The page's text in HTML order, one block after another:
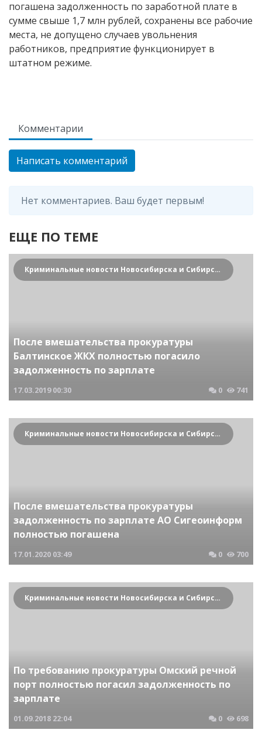
погашена задолженность по заработной плате в
сумме свыше 1,7 млн рублей, сохранены все рабочие
места, не допущено случаев увольнения
работников, предприятие функционирует в
штатном режиме.
Комментарии
Написать комментарий
Нет комментариев. Ваш будет первым!
ЕЩЕ ПО ТЕМЕ
Криминальные новости Новосибирска и Сибирского региона
После вмешательства прокуратуры
Балтинское ЖКХ полностью погасило
задолженность по зарплате
17.03.2019 00:30 0 741
Криминальные новости Новосибирска и Сибирского региона
После вмешательства прокуратуры
задолженность по зарплате АО Сигеоинформ
полностью погашена
17.01.2020 03:49 0 700
Криминальные новости Новосибирска и Сибирского региона
По требованию прокуратуры Омский речной
порт полностью погасил задолженность по
зарплате
01.09.2018 22:04 0 698